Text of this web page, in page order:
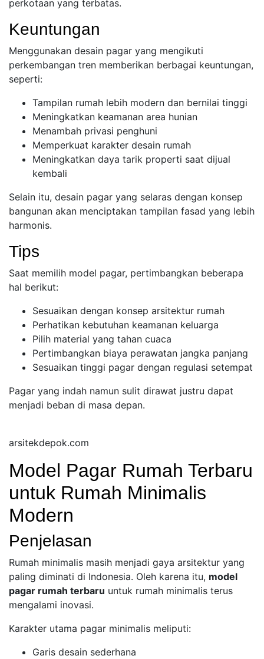
perkotaan yang terbatas.
Keuntungan
Menggunakan desain pagar yang mengikuti
perkembangan tren memberikan berbagai keuntungan,
seperti:
Tampilan rumah lebih modern dan bernilai tinggi
Meningkatkan keamanan area hunian
Menambah privasi penghuni
Memperkuat karakter desain rumah
Meningkatkan daya tarik properti saat dijual
kembali
Selain itu, desain pagar yang selaras dengan konsep
bangunan akan menciptakan tampilan fasad yang lebih
harmonis.
Tips
Saat memilih model pagar, pertimbangkan beberapa
hal berikut:
Sesuaikan dengan konsep arsitektur rumah
Perhatikan kebutuhan keamanan keluarga
Pilih material yang tahan cuaca
Pertimbangkan biaya perawatan jangka panjang
Sesuaikan tinggi pagar dengan regulasi setempat
Pagar yang indah namun sulit dirawat justru dapat
menjadi beban di masa depan.
arsitekdepok.com
Model Pagar Rumah Terbaru
untuk Rumah Minimalis
Modern
Penjelasan
Rumah minimalis masih menjadi gaya arsitektur yang
paling diminati di Indonesia. Oleh karena itu, model
pagar rumah terbaru untuk rumah minimalis terus
mengalami inovasi.
Karakter utama pagar minimalis meliputi:
Garis desain sederhana